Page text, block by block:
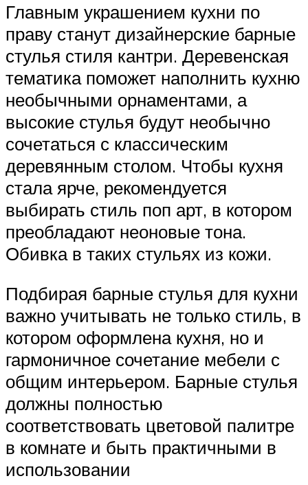
Главным украшением кухни по
праву станут дизайнерские барные
стулья стиля кантри. Деревенская
тематика поможет наполнить кухню
необычными орнаментами, а
высокие стулья будут необычно
сочетаться с классическим
деревянным столом. Чтобы кухня
стала ярче, рекомендуется
выбирать стиль поп арт, в котором
преобладают неоновые тона.
Обивка в таких стульях из кожи.
Подбирая барные стулья для кухни
важно учитывать не только стиль, в
котором оформлена кухня, но и
гармоничное сочетание мебели с
общим интерьером. Барные стулья
должны полностью
соответствовать цветовой палитре
в комнате и быть практичными в
использовании